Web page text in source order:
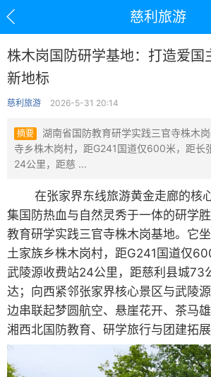
慈利旅游
株木岗国防研学基地：打造爱国
新地标
慈利旅游 2026-5-31 20:14
摘要
湖南省国防教育研学实践三官寺株木
寺乡株木岗村，距G241国道仅600米，距长
24公里，距慈 ...
在张家界东线旅游黄金走廊的核
集国防热血与自然灵秀于一体的研学
教育研学实践三官寺株木岗基地。它
土家族乡株木岗村，距G241国道仅
武陵源收费站24公里，距慈利县城73
达；向西紧邻张家界核心景区与武陵
边串联起梦圆航空、悬崖花开、茶马
湘西北国防教育、研学旅行与团建拓展